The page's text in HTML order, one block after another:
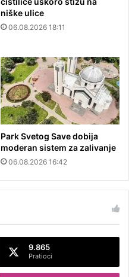
niške ulice
06.08.2026 18:11
Park Svetog Save dobija
moderan sistem za zalivanje
06.08.2026 16:42
9.865
Pratioci